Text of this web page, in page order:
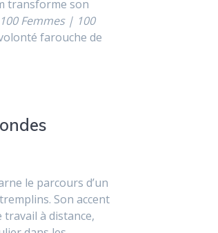
transforme son
100 Femmes | 100
farouche de
le parcours d’un
Son accent
à distance,